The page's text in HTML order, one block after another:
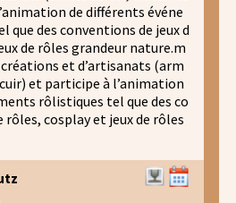
de différents événe
des conventions de jeux d
de rôles grandeur nature.m
et d’artisanats (arm
et participe à l’animation
rôlistiques tel que des co
rôles, cosplay et jeux de rôles